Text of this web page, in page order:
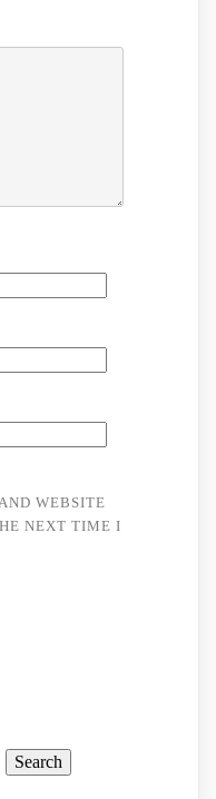
WEBSITE
NEXT TIME I
Search